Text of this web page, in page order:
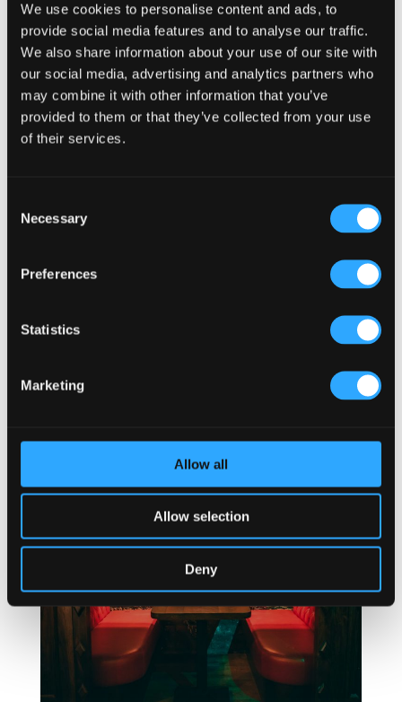
We use cookies to personalise content and ads, to
provide social media features and to analyse our traffic.
We also share information about your use of our site with
our social media, advertising and analytics partners who
may combine it with other information that you’ve
provided to them or that they’ve collected from your use
of their services.
Selection
Necessary
Preferences
Statistics
Marketing
Allow all
Allow selection
Deny